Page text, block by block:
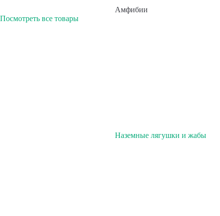
Амфибии
Посмотреть все товары
Наземные лягушки и жабы